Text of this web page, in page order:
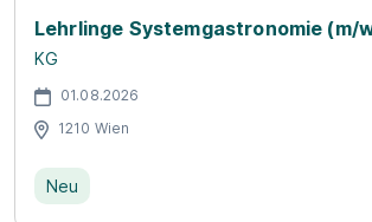
Lehrlinge Systemgastronomie (m/
KG
01.08.2026
1210 Wien
Neu